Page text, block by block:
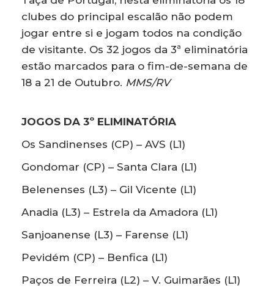
clubes do principal escalão não podem
jogar entre si e jogam todos na condição
de visitante. Os 32 jogos da 3ª eliminatória
estão marcados para o fim-de-semana de
18 a 21 de Outubro. MMS/RV
JOGOS DA 3º ELIMINATÓRIA
Os Sandinenses (CP) – AVS (L1)
Gondomar (CP) – Santa Clara (L1)
Belenenses (L3) – Gil Vicente (L1)
Anadia (L3) – Estrela da Amadora (L1)
Sanjoanense (L3) – Farense (L1)
Pevidém (CP) – Benfica (L1)
Paços de Ferreira (L2) – V. Guimarães (L1)